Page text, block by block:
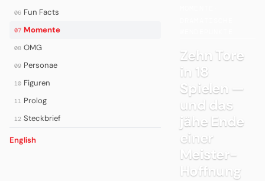
06 Fun Facts
07 Momente
08 OMG
09 Personae
10 Figuren
11 Prolog
12 Steckbrief
English
Zehn Tore
in 18
Spielen —
und das
jähe Ende
einer
Meister-
Hoffnung